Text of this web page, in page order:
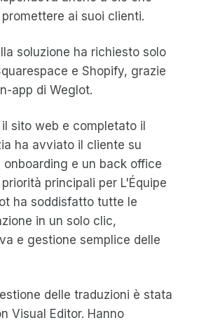
ai suoi clienti.
soluzione ha richiesto solo
e Shopify, grazie
app di Weglot.
sito web e completato il
ha avviato il cliente su
e un back office
principali per L'Équipe
ha soddisfatto tutte le
in un solo clic,
e gestione semplice delle
delle traduzioni è stata
Visual Editor. Hanno